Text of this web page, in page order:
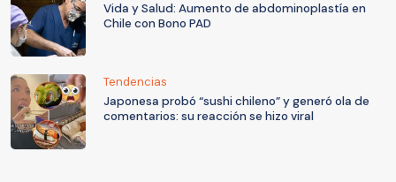
Vida y Salud: Aumento de abdominoplastía en
Chile con Bono PAD
Tendencias
Japonesa probó “sushi chileno” y generó ola de
comentarios: su reacción se hizo viral